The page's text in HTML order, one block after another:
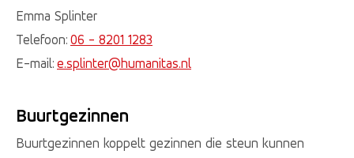
Emma Splinter
Telefoon: 06 - 8201 1283
E-mail: e.splinter@humanitas.nl
Buurtgezinnen
Buurtgezinnen koppelt gezinnen die steun kunnen